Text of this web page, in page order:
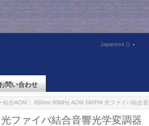
Japanese ()
問い合わせ
結合AOM :: 850nm 80MHz AOM SM/PM 光ファイバ結合
ファイバ結合音響光学変調器